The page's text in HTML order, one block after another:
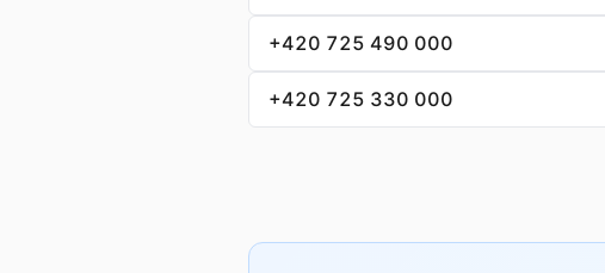
+420 725 490 000
+420 725 330 000